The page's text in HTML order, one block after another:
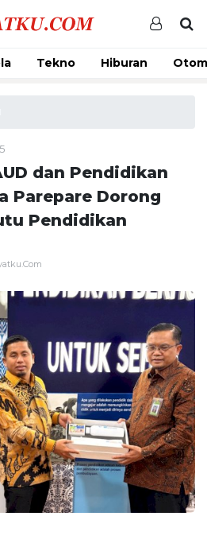
Tekno Hiburan
dan Pendidikan
Parepare Dorong
Pendidikan